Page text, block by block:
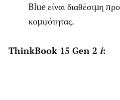
Blue είναι διαθέσιμη
κομψότητας.
ThinkBook 15 Gen 2 i: